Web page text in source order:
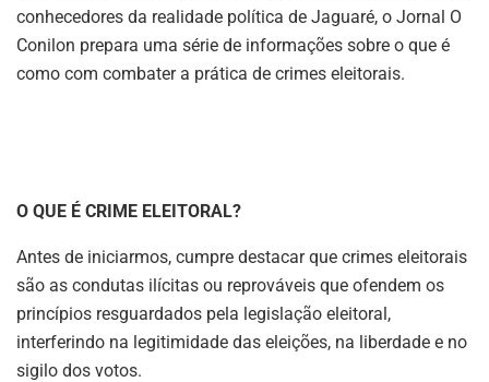
conhecedores da realidade política de Jaguaré, o Jornal O
Conilon prepara uma série de informações sobre o que é
como com combater a prática de crimes eleitorais.
O QUE É CRIME ELEITORAL?
Antes de iniciarmos, cumpre destacar que crimes eleitorais
são as condutas ilícitas ou reprováveis que ofendem os
princípios resguardados pela legislação eleitoral,
interferindo na legitimidade das eleições, na liberdade e no
sigilo dos votos.